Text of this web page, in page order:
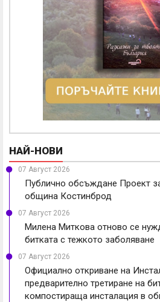
НАЙ-НОВИ
07 Август 2026
Публично обсъждане Проект
община Костинброд
07 Август 2026
Милена Миткова отново се
битката с тежкото заболяване
07 Август 2026
Официално откриване на
предварително третиране на
компостираща инсталация в